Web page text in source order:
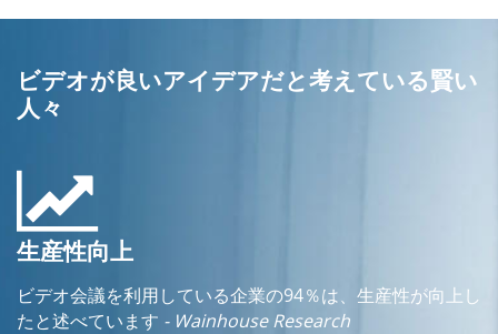
ビデオが良いアイデアだと考えている賢い
人々
生産性向上
ビデオ会議を利用している企業の94％は、生産性が向上し
たと述べています - Wainhouse Research